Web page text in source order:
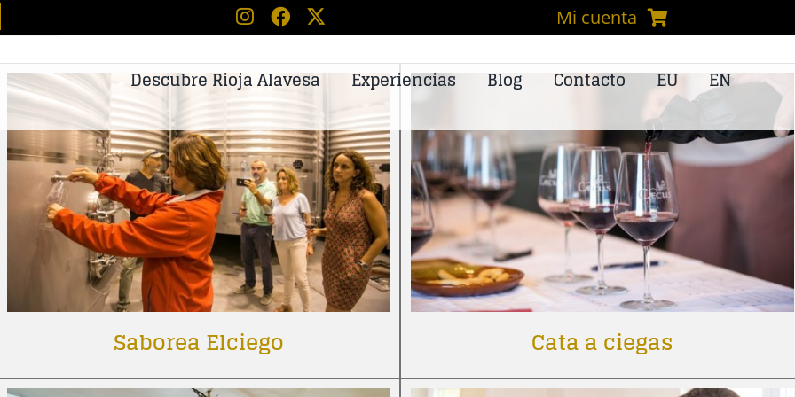
Mi cuenta
Descubre Rioja Alavesa Experiencias Blog Contacto EU EN
Saborea Elciego Cata a ciegas